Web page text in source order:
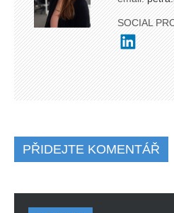
SOCIAL
PŘIDEJTE KOMENTÁŘ